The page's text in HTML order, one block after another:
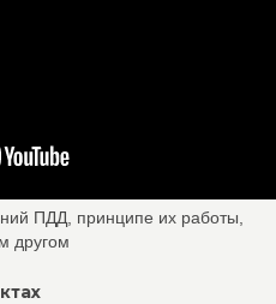
ПДД, принципе их работы,
другом